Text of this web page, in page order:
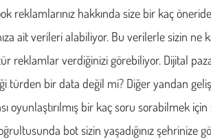
reklamlarınız hakkında size bir kaç
ait verileri alabiliyor. Bu verilerle sizin ne
tür reklamlar verdiğinizi görebiliyor. Dijital
türden bir data değil mi? Diğer yandan
oyunlaştırılmış bir kaç soru sorabilmek
bot sizin yaşadığınız şehrinize